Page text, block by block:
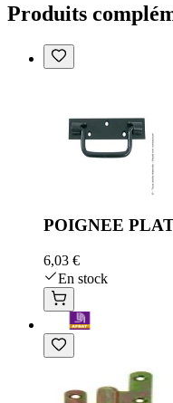
Produits
POIGNEE
6,03 €
En stock